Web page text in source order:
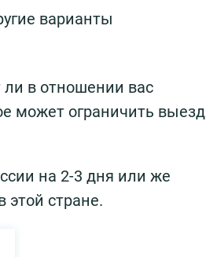
варианты
ли в отношении вас
может ограничить выезд
на 2-3 дня или же
этой стране.